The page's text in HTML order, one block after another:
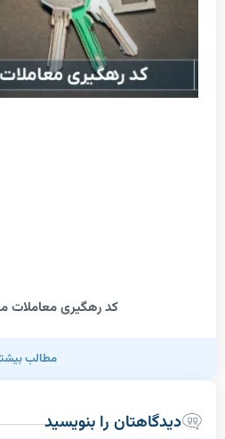
کد رهگیری معاملات ملکی چیست؟
را بنویسید